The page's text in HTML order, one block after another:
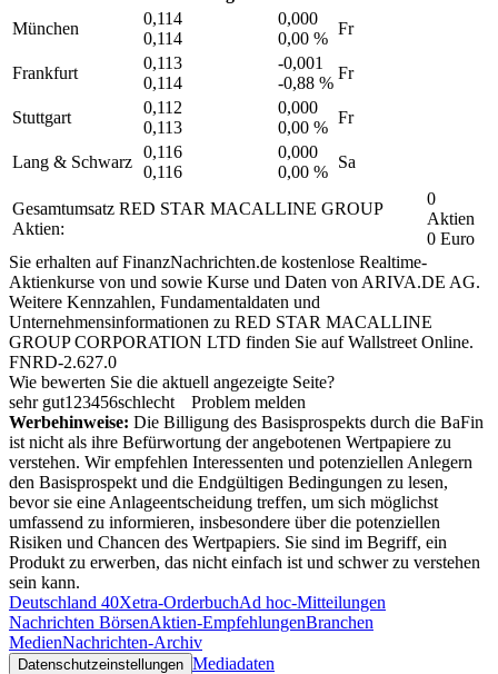
München
0,114
0,114
0,000
0,00 %
Fr
Frankfurt
0,113
0,114
-0,001
-0,88 %
Fr
Stuttgart
0,112
0,113
0,000
0,00 %
Fr
Lang & Schwarz
0,116
0,116
0,000
0,00 %
Sa
Gesamtumsatz RED STAR MACALLINE GROUP
Aktien:
0
Aktien
0 Euro
Sie erhalten auf FinanzNachrichten.de kostenlose Realtime-
Aktienkurse von und sowie Kurse und Daten von ARIVA.DE AG.
Weitere Kennzahlen, Fundamentaldaten und
Unternehmensinformationen zu RED STAR MACALLINE
GROUP CORPORATION LTD finden Sie aufWallstreet Online.
FNRD-2.627.0
Wie bewerten Sie die aktuell angezeigte Seite?
sehr gut1 23456schlecht
Problem melden
Werbehinweise: Die Billigung des Basisprospekts durch die BaFin
ist nicht als ihre Befürwortung der angebotenen Wertpapiere zu
verstehen. Wir empfehlen Interessenten und potenziellen Anlegern
den Basisprospekt und die Endgültigen Bedingungen zu lesen,
bevor sie eine Anlageentscheidung treffen, um sich möglichst
umfassend zu informieren, insbesondere über die potenziellen
Risiken und Chancen des Wertpapiers. Sie sind im Begriff, ein
Produkt zu erwerben, das nicht einfach ist und schwer zu verstehen
sein kann.
Deutschland 40Xetra-OrderbuchAd hoc-Mitteilungen
Nachrichten BörsenAktien-EmpfehlungenBranchen
MedienNachrichten-Archiv
Datenschutzeinstellungen Mediadaten